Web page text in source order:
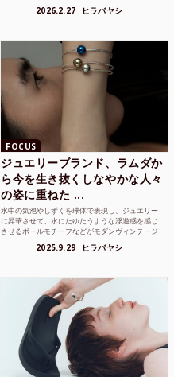
2026.2.27 ヒラバヤシ
FOCUS
ジュエリーブランド、ラムダか
ら今を生き抜くしなやかな人々
の姿に重ねた ...
水中の気泡やしずくを球体で表現し、ジュエリー
に昇華させて、水にたゆたうような浮遊感を感じ
させるボールモチーフなどがモダンヴィンテージ
2025.9.29 ヒラバヤシ